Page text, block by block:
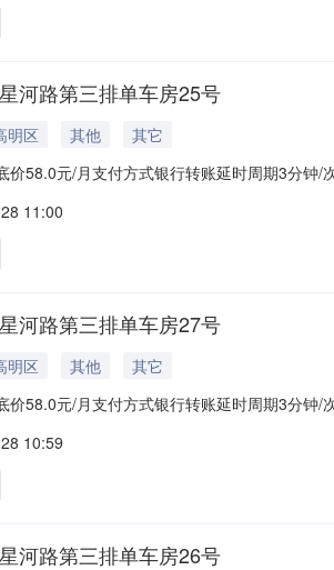
河路第三排单车房25号
明区 其他
其它
价58.0元/月支付方式银行转账延时周期3分钟
号资产编号20241225-3资产类别--面积12.0
11:00
河路第三排单车房27号
明区 其他
其它
价58.0元/月支付方式银行转账延时周期3分钟
号资产编号20241225-1资产类别--面积12.0
10:59
河路第三排单车房26号